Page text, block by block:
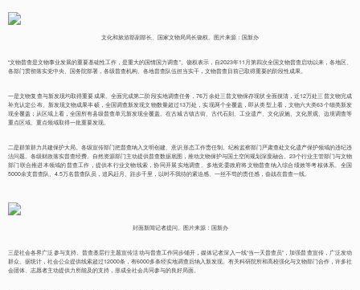
文化和旅游部副部长、国家文物局局长饶权。图片来源：国新办
“文物普查是文物事业发展的重要基础性工作，是重大的国情国力调查”。饶权表示，自2023年11月第四次全国文物普查启动以来，各地区、
各部门贯彻落实党中央、国务院部署，各级普查机构、各地普查队伍担当实干，文物普查目前已取得重要的阶段性成果。
一是文物复查与新发现均取得重要成果。全面完成第二阶段实地调查任务，76万余处三普文物保存现状全面摸清，近12万处三普文物完成
补充认定公布。新发现文物成果丰硕，全国调查新发现文物数量超过13万处，实现两个全覆盖，即从类型上看，文物六大类63个细类新发
现全覆盖；从区域上看，全国所有县级普查单元新发现全覆盖。在古城古镇古街、古代石刻、工业遗产、文化设施、文化景观、边境调查等
重点区域、重点领域取得一批重要发现。
二是群策群力共建保护大局。各级宣传部门把普查纳入文明创建、意识形态工作责任制。纪检监察部门严肃查处文化遗产保护领域的违纪违
法问题。各级财政落实普查经费。自然资源部门主动提供普查数据底图，推动文物保护与国土空间规划深度融合。23个行业主管部门与文物
部门联合推进本领域的普查工作，提供本行业文物线索，协同开展实地调查。多地党委政府将文物普查纳入综合绩效等考核体系。全国
5000余支普查队、4.5万名普查队员，追风赶月、跬步千里，以时不我待的紧迫感、一丝不苟的责任感，奋战在普查一线。
封面新闻记者提问。图片来源：国新办
三是社会各界广泛参与支持。普查基层行主题宣传活动与普查工作同步铺开，媒体记者深入一线“当一天普查员”，加强普查宣传，广泛发动
群众。据统计，社会公众提供线索超过12000条，有6000多条经实地调查后纳入新发现。有关科研院所和高校强化与文物部门合作，许多社
会团体、志愿者主动提供力所能及的支持，形成全社会共同参与的良好局面。